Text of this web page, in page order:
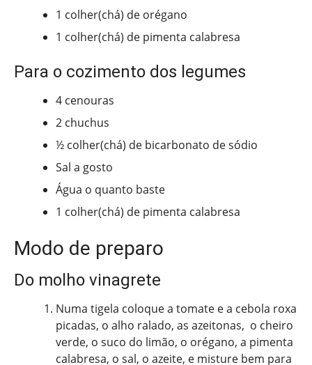
1 colher(chá) de orégano
1 colher(chá) de pimenta calabresa
Para o cozimento dos legumes
4 cenouras
2 chuchus
½ colher(chá) de bicarbonato de sódio
Sal a gosto
Água o quanto baste
1 colher(chá) de pimenta calabresa
Modo de preparo
Do molho vinagrete
Numa tigela coloque a tomate e a cebola roxa
picadas, o alho ralado, as azeitonas, o cheiro
verde, o suco do limão, o orégano, a pimenta
calabresa, o sal, o azeite, e misture bem para